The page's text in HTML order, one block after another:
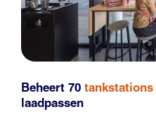
Beheert 70 tankstations
laadpassen